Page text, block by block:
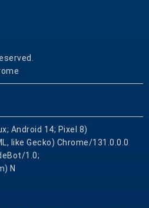
Android 14; Pixel 8)
like Gecko) Chrome/131.0.0.0
1.0;
N